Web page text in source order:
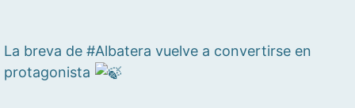
La breva de #Albatera vuelve a convertirse en
protagonista